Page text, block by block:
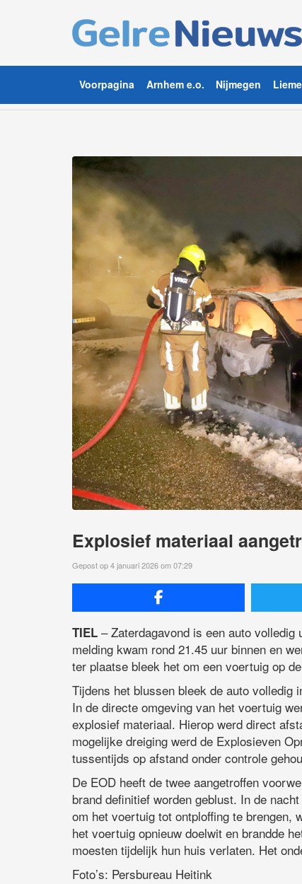
Voorpagina Arnhem e.o. Nijmegen
Explosief materiaal
Gepost op 4 januari 2026 om 07:29
TIEL – Zaterdagavond is een auto
melding kwam rond 21.45 uur binnen en
ter plaatse bleek het om een voertuig op
Tijdens het blussen bleek de auto volledig
In de directe omgeving van het voertuig
explosief materiaal. Hierop werd direct
mogelijke dreiging werd de Explosieven
tussentijds op afstand onder controle
De EOD heeft de twee aangetroffen
brand definitief worden geblust. In de
om het voertuig tot ontploffing te brengen,
het voertuig opnieuw doelwit en brandde
moesten tijdelijk hun huis verlaten. Het
Foto’s: Persbureau Heitink